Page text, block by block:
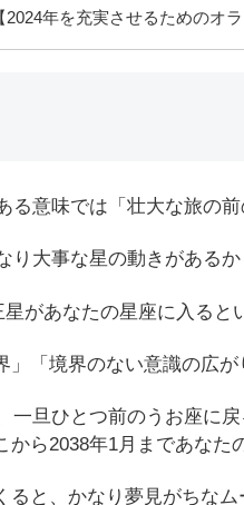
【2024年を充実させるためのオ
る意味では「壮大な旅の
り大事な星の動きがあるか
があなたの星座に入ると
「境界のない意識の広が
一旦ひとつ前のうお座に
ら2038年1月まであなた
と、かなり夢見がちなム